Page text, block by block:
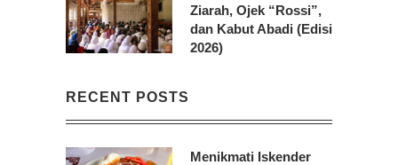
Ziarah, Ojek “Rossi”,
dan Kabut Abadi (Edisi
2026)
RECENT POSTS
Menikmati Iskender